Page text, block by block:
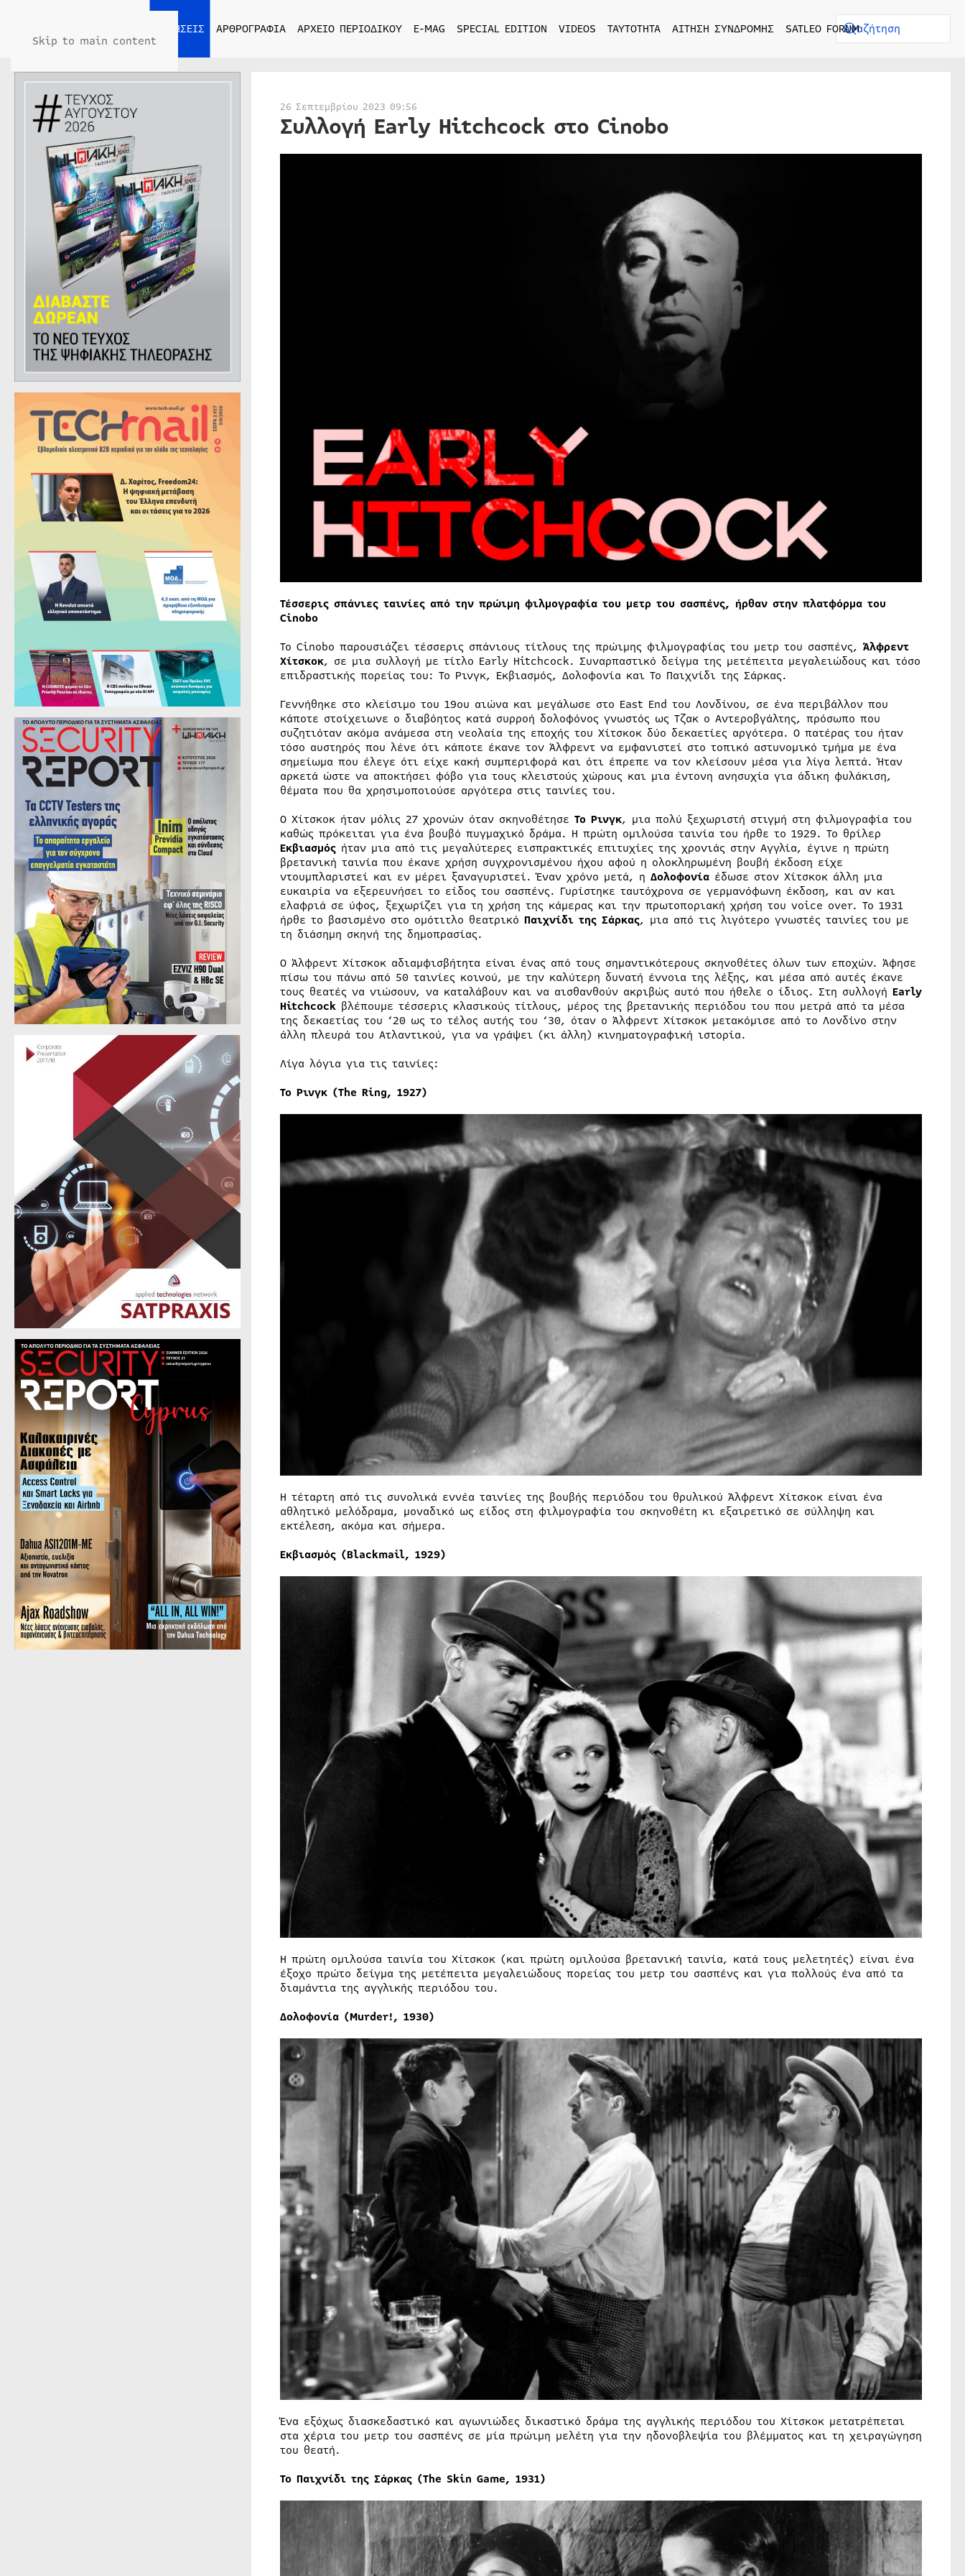
Skip to main content
ΕΙΔΗΣΕΙΣ ΑΡΘΡΟΓΡΑΦΙΑ ΑΡΧΕΙΟ ΠΕΡΙΟΔΙΚΟΥ E-MAG SPECIAL EDITION VIDEOS ΤΑΥΤΟΤΗΤΑ ΑΙΤΗΣΗ ΣΥΝΔΡΟΜΗΣ SATLEO FORUM
26 Σεπτεμβρίου 2023 09:56
Συλλογή Early Hitchcock στο Cinobo
Τέσσερις σπάνιες ταινίες από την πρώιμη φιλμογραφία του μετρ του σασπένς, ήρθαν στην πλατφόρμα του
Cinobo
Το Cinobo παρουσιάζει τέσσερις σπάνιους τίτλους της πρώιμης φιλμογραφίας του μετρ του σασπένς, Άλφρεντ
Χίτσκοκ, σε μια συλλογή με τίτλο Early Hitchcock. Συναρπαστικό δείγμα της μετέπειτα μεγαλειώδους και τόσο
επιδραστικής πορείας του: Το Ρινγκ, Εκβιασμός, Δολοφονία και Το Παιχνίδι της Σάρκας.
Γεννήθηκε στο κλείσιμο του 19ου αιώνα και μεγάλωσε στο East End του Λονδίνου, σε ένα περιβάλλον που
κάποτε στοίχειωνε ο διαβόητος κατά συρροή δολοφόνος γνωστός ως Τζακ ο Αντεροβγάλτης, πρόσωπο που
συζητιόταν ακόμα ανάμεσα στη νεολαία της εποχής του Χίτσκοκ δύο δεκαετίες αργότερα. Ο πατέρας του ήταν
τόσο αυστηρός που λένε ότι κάποτε έκανε τον Άλφρεντ να εμφανιστεί στο τοπικό αστυνομικό τμήμα με ένα
σημείωμα που έλεγε ότι είχε κακή συμπεριφορά και ότι έπρεπε να τον κλείσουν μέσα για λίγα λεπτά. Ήταν
αρκετά ώστε να αποκτήσει φόβο για τους κλειστούς χώρους και μια έντονη ανησυχία για άδικη φυλάκιση,
θέματα που θα χρησιμοποιούσε αργότερα στις ταινίες του.
Ο Χίτσκοκ ήταν μόλις 27 χρονών όταν σκηνοθέτησε Το Ρινγκ, μια πολύ ξεχωριστή στιγμή στη φιλμογραφία του
καθώς πρόκειται για ένα βουβό πυγμαχικό δράμα. Η πρώτη ομιλούσα ταινία του ήρθε το 1929. Το θρίλερ
Εκβιασμόςήταν μια από τις μεγαλύτερες εισπρακτικές επιτυχίες της χρονιάς στην Αγγλία, έγινε η πρώτη
βρετανική ταινία που έκανε χρήση συγχρονισμένου ήχου αφού η ολοκληρωμένη βουβή έκδοση είχε
ντουμπλαριστεί και εν μέρει ξαναγυριστεί. Έναν χρόνο μετά, η Δολοφονία έδωσε στον Χίτσκοκ άλλη μια
ευκαιρία να εξερευνήσει το είδος του σασπένς. Γυρίστηκε ταυτόχρονα σε γερμανόφωνη έκδοση, και αν και
ελαφριά σε ύφος, ξεχωρίζει για τη χρήση της κάμερας και την πρωτοποριακή χρήση του voice over. Το 1931
ήρθε το βασισμένο στο ομότιτλο θεατρικό Παιχνίδι της Σάρκας, μια από τις λιγότερο γνωστές ταινίες του με
τη διάσημη σκηνή της δημοπρασίας.
Ο Άλφρεντ Χίτσκοκ αδιαμφισβήτητα είναι ένας από τους σημαντικότερους σκηνοθέτες όλων των εποχών. Άφησε
πίσω του πάνω από 50 ταινίες κοινού, με την καλύτερη δυνατή έννοια της λέξης, και μέσα από αυτές έκανε
τους θεατές να νιώσουν, να καταλάβουν και να αισθανθούν ακριβώς αυτό που ήθελε ο ίδιος. Στη συλλογή Early
Hitchcock βλέπουμε τέσσερις κλασικούς τίτλους, μέρος της βρετανικής περιόδου του που μετρά από τα μέσα
της δεκαετίας του ‘20 ως το τέλος αυτής του ‘30, όταν ο Άλφρεντ Χίτσκοκ μετακόμισε από το Λονδίνο στην
άλλη πλευρά του Ατλαντικού, για να γράψει (κι άλλη) κινηματογραφική ιστορία.
Λίγα λόγια για τις ταινίες:
Το Ρινγκ (The Ring, 1927)
Η τέταρτη από τις συνολικά εννέα ταινίες της βουβής περιόδου του θρυλικού Άλφρεντ Χίτσκοκ είναι ένα
αθλητικό μελόδραμα, μοναδικό ως είδος στη φιλμογραφία του σκηνοθέτη κι εξαιρετικό σε σύλληψη και
εκτέλεση, ακόμα και σήμερα.
Εκβιασμός (Blackmail, 1929)
Η πρώτη ομιλούσα ταινία του Χίτσκοκ (και πρώτη ομιλούσα βρετανική ταινία, κατά τους μελετητές) είναι ένα
έξοχο πρώτο δείγμα της μετέπειτα μεγαλειώδους πορείας του μετρ του σασπένς και για πολλούς ένα από τα
διαμάντια της αγγλικής περιόδου του.
Δολοφονία (Murder!, 1930)
Ένα εξόχως διασκεδαστικό και αγωνιώδες δικαστικό δράμα της αγγλικής περιόδου του Χίτσκοκ μετατρέπεται
στα χέρια του μετρ του σασπένς σε μία πρώιμη μελέτη για την ηδονοβλεψία του βλέμματος και τη χειραγώγηση
του θεατή.
Το Παιχνίδι της Σάρκας (The Skin Game, 1931)